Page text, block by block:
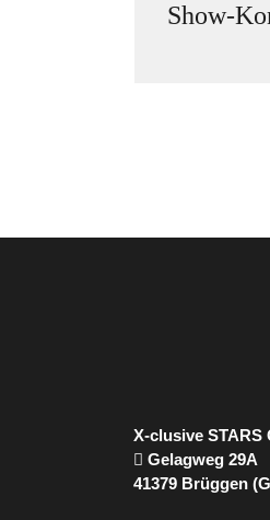
Show-
X-clusive STARS
Gelagweg 29A
41379 Brüggen